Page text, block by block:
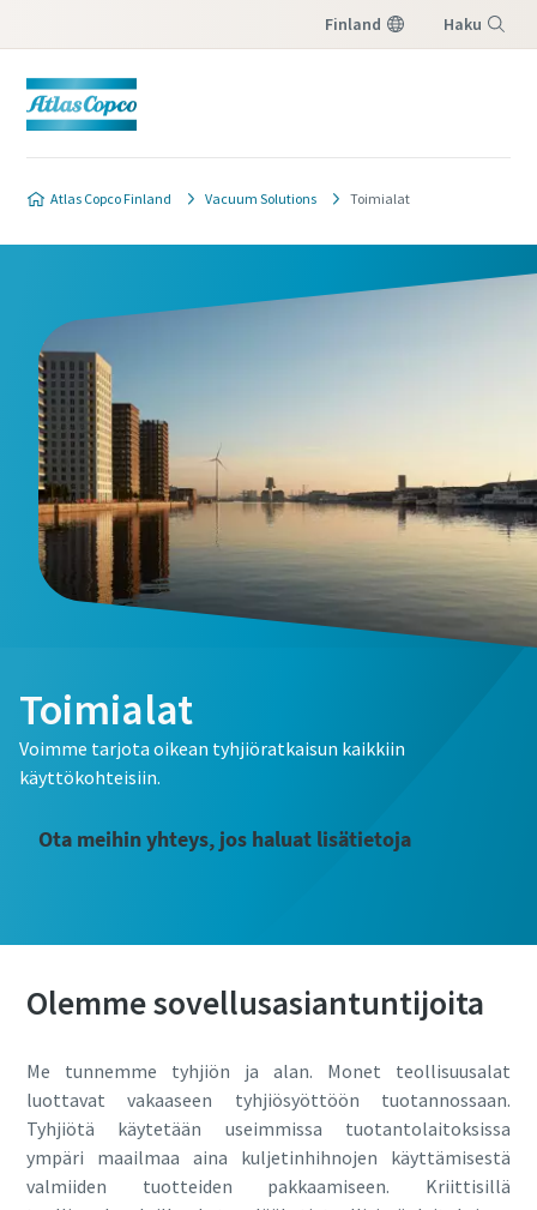
Finland Haku
Atlas Copco Finland Vacuum Solutions Toimialat
Toimialat
Voimme tarjota oikean tyhjiöratkaisun kaikkiin
käyttökohteisiin.
Ota meihin yhteys, jos haluat lisätietoja
Olemme sovellusasiantuntijoita
Me tunnemme tyhjiön ja alan. Monet teollisuusalat
luottavat vakaaseen tyhjiösyöttöön tuotannossaan.
Tyhjiötä käytetään useimmissa tuotantolaitoksissa
ympäri maailmaa aina kuljetinhihnojen käyttämisestä
valmiiden tuotteiden pakkaamiseen. Kriittisillä
experts
Atlas Copco has a dedicated team
to advise you on vacuum pumps
and vacuum solutions.
Kaikki tähdellä (*) merkityt kentät ovat
pakollisia
Henkilötiedot
Etunimi
Sähköposti
Puhelin
Maa
Katu